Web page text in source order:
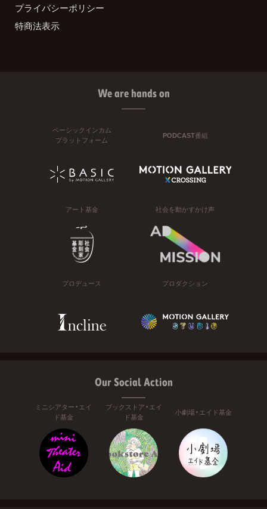
プライバシーポリシー
特商法表示
We are hands on
ベーシックインカム
プラットフォーム
PODCAST番組
アート基金 社会を動かすかけ声
プロデュース プロダクション
Our Social Action
ミニシアター・エイ
ド基金
ブックストア・エイ
ド基金
小劇場・エイド基金